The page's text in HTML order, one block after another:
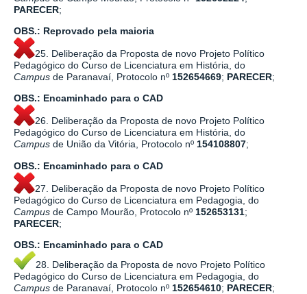
PARECER;
OBS.: Reprovado pela maioria
25. Deliberação da Proposta de novo Projeto Político
Pedagógico do Curso de Licenciatura em História, do
Campus de Paranavaí, Protocolo nº 152654669; PARECER;
OBS.: Encaminhado para o CAD
26. Deliberação da Proposta de novo Projeto Político
Pedagógico do Curso de Licenciatura em História, do
Campus de União da Vitória, Protocolo nº 154108807;
OBS.: Encaminhado para o CAD
27. Deliberação da Proposta de novo Projeto Político
Pedagógico do Curso de Licenciatura em Pedagogia, do
Campus de Campo Mourão, Protocolo nº 152653131;
PARECER;
OBS.: Encaminhado para o CAD
28. Deliberação da Proposta de novo Projeto Político
Pedagógico do Curso de Licenciatura em Pedagogia, do
Campus de Paranavaí, Protocolo nº 152654610; PARECER;